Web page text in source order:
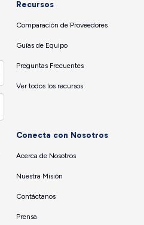
Recursos
Comparación de Proveedores
Guías de Equipo
Preguntas Frecuentes
Ver todos los recursos
Conecta con Nosotros
Acerca de Nosotros
Nuestra Misión
Contáctanos
Prensa